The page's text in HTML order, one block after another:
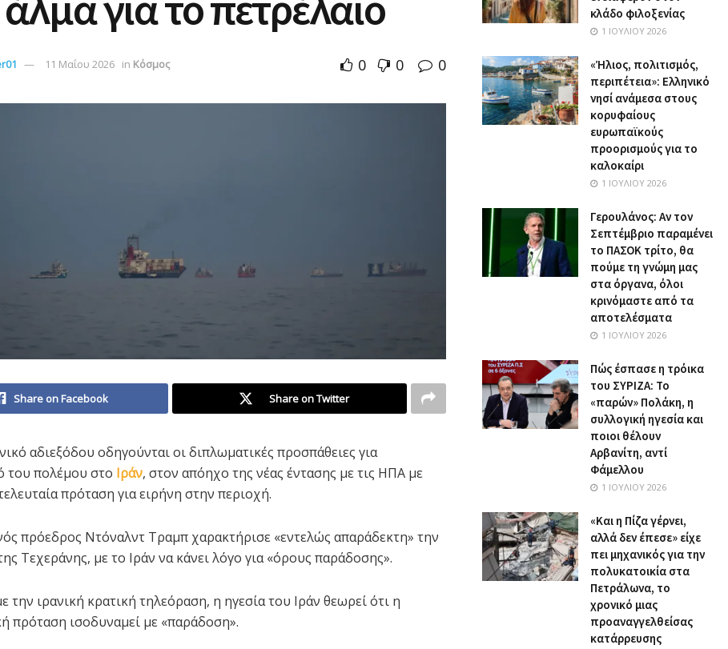
11 Μαΐου 2026 in Κόσμος 0 0 0
Share on Facebook Share on Twitter
αδιεξόδου οδηγούνται οι διπλωματικές προσπάθειες για
του πολέμου στο Ιράν, στον απόηχο της νέας έντασης με τις ΗΠΑ με
πρόταση για ειρήνη στην περιοχή.
πρόεδρος Ντόναλντ Τραμπ χαρακτήρισε «εντελώς απαράδεκτη» την
Τεχεράνης, με το Ιράν να κάνει λόγο για «όρους παράδοσης».
την ιρανική κρατική τηλεόραση, η ηγεσία του Ιράν θεωρεί ότι η
πρόταση ισοδυναμεί με «παράδοση».
κλάδο φιλοξενίας
1 ΙΟΥΛΊΟΥ 2026
«Ήλιος, πολιτισμός,
περιπέτεια»: Ελληνικό
νησί ανάμεσα στους
κορυφαίους
ευρωπαϊκούς
προορισμούς για το
καλοκαίρι
1 ΙΟΥΛΊΟΥ 2026
Γερουλάνος: Αν τον
Σεπτέμβριο παραμένει
το ΠΑΣΟΚ τρίτο, θα
πούμε τη γνώμη μας
στα όργανα, όλοι
κρινόμαστε από τα
αποτελέσματα
1 ΙΟΥΛΊΟΥ 2026
Πώς έσπασε η τρόικα
του ΣΥΡΙΖΑ: Το
«παρών» Πολάκη, η
συλλογική ηγεσία και
ποιοι θέλουν
Αρβανίτη, αντί
Φάμελλου
1 ΙΟΥΛΊΟΥ 2026
«Και η Πίζα γέρνει,
αλλά δεν έπεσε» είχε
πει μηχανικός για την
πολυκατοικία στα
Πετράλωνα, το
χρονικό μιας
προαναγγελθείσας
κατάρρευσης